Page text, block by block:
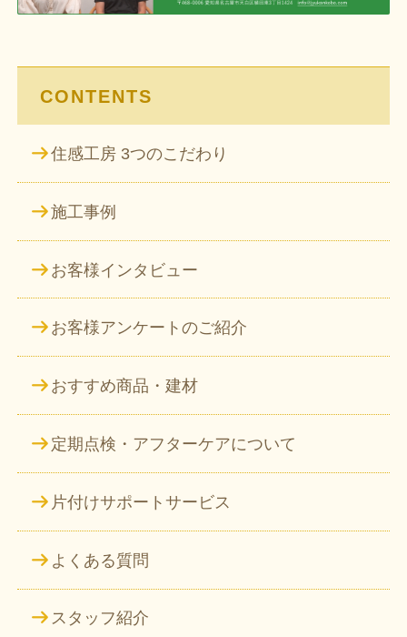
送
CONTENTS
住感工房 3つのこだわり
施工事例
お客様インタビュー
お客様アンケートのご紹介
おすすめ商品・建材
定期点検・アフターケアについて
片付けサポートサービス
よくある質問
スタッフ紹介